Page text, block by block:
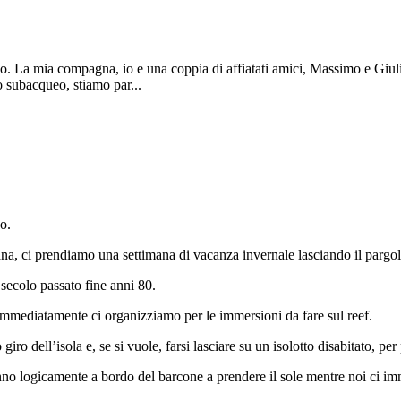
La mia compagna, io e una coppia di affiatati amici, Massimo e
stiamo par...
ci prendiamo una settimana di vacanza invernale lasciando il
passato fine anni 80.
ci organizziamo per le immersioni da fare sul reef.
dell’isola e, se si vuole, farsi lasciare su un isolotto disabitato,
logicamente a bordo del barcone a prendere il sole mentre noi ci